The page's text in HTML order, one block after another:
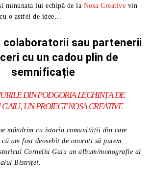
minunata lui echipă de la Nosa Creative vin
o astfel de idee…
colaboratorii sau partenerii
cu un cadou plin de
semnificație
DIN PODGORIA LECHINȚA DE
UN PROIECT NOSA CREATIVE
mândrim cu istoria comunității din care
am fost deosebit de onorați să putem
Corneliu Gaiu un album/monografie al
Bistriței.